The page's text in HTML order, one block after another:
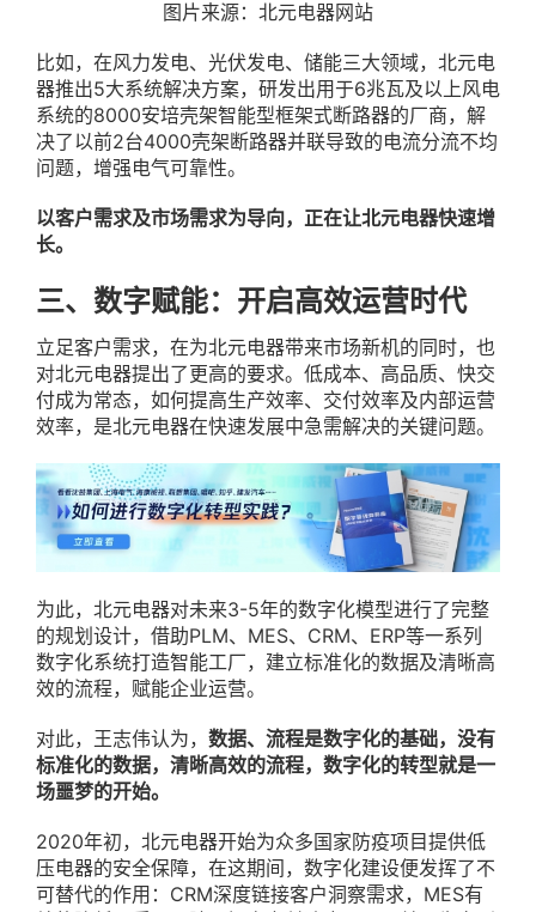
图片来源：北元电器网站
比如，在风力发电、光伏发电、储能三大领域，北元电
器推出5大系统解决方案，研发出用于6兆瓦及以上风电
系统的8000安培壳架智能型框架式断路器的厂商，解
决了以前2台4000壳架断路器并联导致的电流分流不均
问题，增强电气可靠性。
以客户需求及市场需求为导向，正在让北元电器快速增
长。
三、数字赋能：开启高效运营时代
立足客户需求，在为北元电器带来市场新机的同时，也
对北元电器提出了更高的要求。低成本、高品质、快交
付成为常态，如何提高生产效率、交付效率及内部运营
效率，是北元电器在快速发展中急需解决的关键问题。
为此，北元电器对未来3-5年的数字化模型进行了完整
的规划设计，借助PLM、MES、CRM、ERP等一系列
数字化系统打造智能工厂，建立标准化的数据及清晰高
效的流程，赋能企业运营。
对此，王志伟认为， 数据、流程是数字化的基础，没有
标准化的数据，清晰高效的流程，数字化的转型就是一
场噩梦的开始。
2020年初，北元电器开始为众多国家防疫项目提供低
压电器的安全保障，在这期间，数字化建设便发挥了不
可替代的作用：CRM深度链接客户洞察需求，MES有